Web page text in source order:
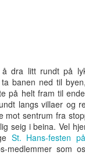
dra litt rundt på
banen ned til
på helt fram til
langs villaer og
mot sentrum fra
seig i beina. Vel
St. Hans-festen
medlemmer som